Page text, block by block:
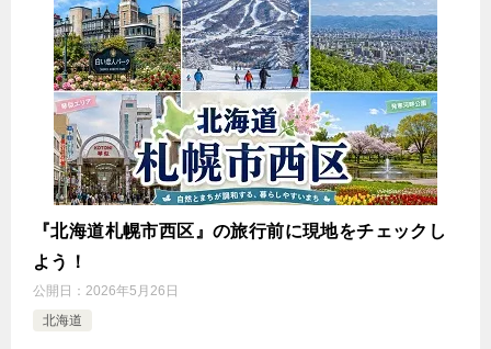
『北海道札幌市西区』の旅行前に現地をチェックし
よう！
公開日： 2026年5月26日
北海道